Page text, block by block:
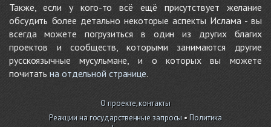
Также, если у кого-то всё ещё присутствует желание
обсудить более детально некоторые аспекты Ислама - вы
всегда можете погрузиться в один из других благих
проектов и сообществ, которыми занимаются другие
русскоязычные мусульмане, и о которых вы можете
почитатьна отдельной странице.
О проекте, контакты
Реакции на государственные запросы • Политика